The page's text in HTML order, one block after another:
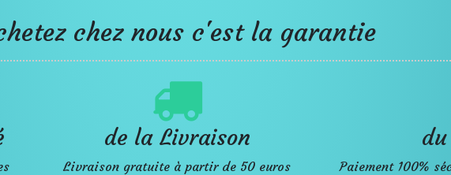
chez nous c'est la garantie
de la Livraison
Livraison gratuite à partir de 50 euros
Paiement 100%